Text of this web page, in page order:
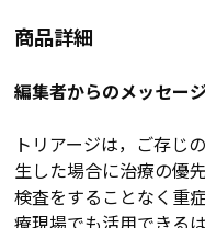
商品詳細
編集者からのメッセー
トリアージは，ご存じ
生した場合に治療の優
検査をすることなく重
療現場でも活用できる